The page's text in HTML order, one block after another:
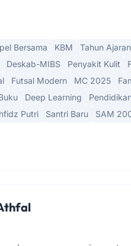
Bersama KBM Tahun
Deskab-MIBS Penyakit Kulit
Futsal Modern MC 2025
Deep Learning
Putri Santri Baru SAM